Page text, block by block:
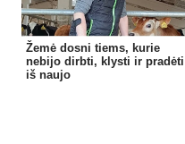
Žemė dosni tiems, kurie
nebijo dirbti, klysti ir pradėti
iš naujo